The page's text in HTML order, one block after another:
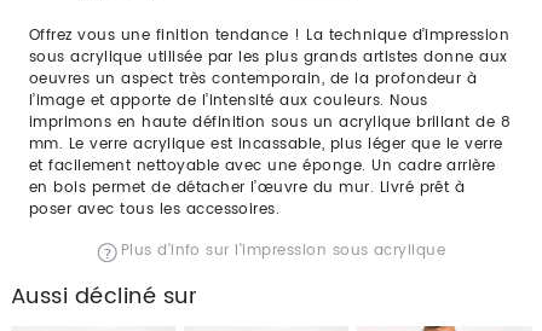
Offrez vous une finition tendance ! La technique d’impression
sous acrylique utilisée par les plus grands artistes donne aux
oeuvres un aspect très contemporain, de la profondeur à
l’image et apporte de l’intensité aux couleurs. Nous
imprimons en haute définition sous un acrylique brillant de 8
mm. Le verre acrylique est incassable, plus léger que le verre
et facilement nettoyable avec une éponge. Un cadre arrière
en bois permet de détacher l’œuvre du mur. Livré prêt à
poser avec tous les accessoires.
Plus d'info sur l'impression sous acrylique
Aussi décliné sur